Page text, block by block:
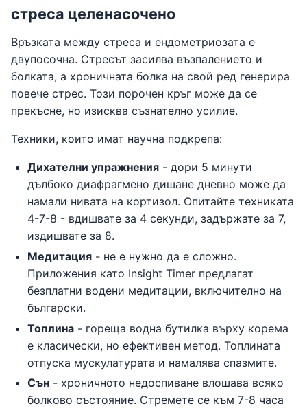
стреса целенасочено
Връзката между стреса и ендометриозата е
двупосочна. Стресът засилва възпалението и
болката, а хроничната болка на свой ред генерира
повече стрес. Този порочен кръг може да се
прекъсне, но изисква съзнателно усилие.
Техники, които имат научна подкрепа:
Дихателни упражнения - дори 5 минути
дълбоко диафрагмено дишане дневно може да
намали нивата на кортизол. Опитайте техниката
4-7-8 - вдишвате за 4 секунди, задържате за 7,
издишвате за 8.
Медитация - не е нужно да е сложно.
Приложения като Insight Timer предлагат
безплатни водени медитации, включително на
български.
Топлина - гореща водна бутилка върху корема
е класически, но ефективен метод. Топлината
отпуска мускулатурата и намалява спазмите.
Сън - хроничното недоспиване влошава всяко
болково състояние. Стремете се към 7-8 часа